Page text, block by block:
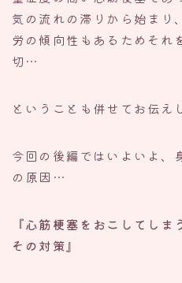
気の流れの滞りから始まり
労の傾向性もあるためそれ
切…
ということも併せてお伝え
今回の後編ではいよいよ、
の原因…
『心筋梗塞をおこしてし
その対策』